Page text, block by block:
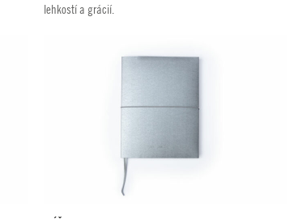
lehkostí a grácií.